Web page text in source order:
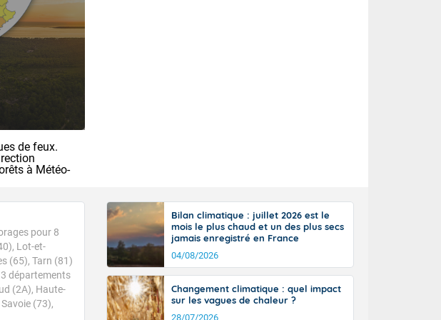
France
de feux.
à Météo-
pour 8
Lot-et-
(65), Tarn (81)
départements
(2A), Haute-
(73),
sur le Nord-Est en perdant de
Aquitaine. Sur le reste du
Est. L'après-midi, les orages
le relief, en épargnant le rivage
Des orages plus virulents
et les Alpes. Plus au nord, des
salve orageuse s'organise sur le
de nuit prochaine, avec localement
en peu de temps, avec de la
de vent pouvant atteindre 90 à 110
36 dans l'intérieur du pays, avec
et en vallée de la Garonne.
Charentes, l'Auvergne Rhône-
gris sous des entrées
Bilan climatique : juillet 2026 est le
mois le plus chaud et un des plus secs
jamais enregistré en France
04/08/2026
Changement climatique : quel impact
sur les vagues de chaleur ?
28/07/2026